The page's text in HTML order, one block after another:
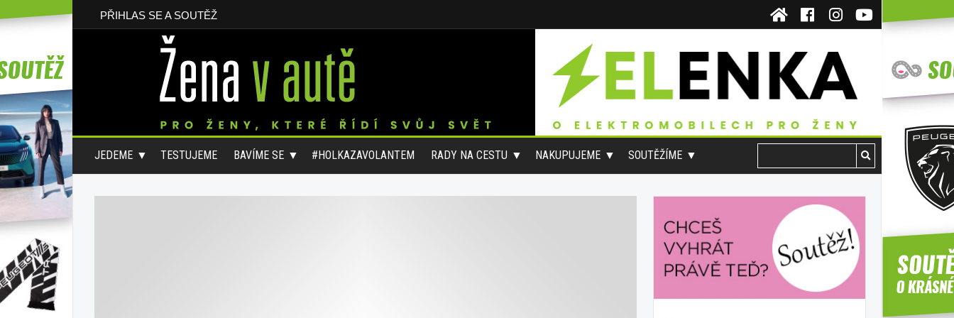
PŘIHLAS SE A SOUTĚŽ
JEDEME TESTUJEME BAVÍME SE #HOLKAZAVOLANTEM RADY NA CESTU NAKUPUJEME SOUTĚŽÍME